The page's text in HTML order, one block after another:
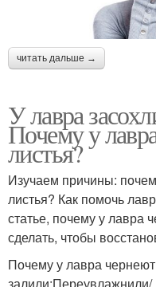
читать дальше →
У лавра
Почему у
листья?
Изучаем причины:
листья? Как помочь
статье, почему у лавра
сделать, чтобы
Почему у лавра